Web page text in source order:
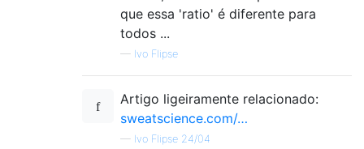
que essa 'ratio' é diferente para
todos ...
— Ivo Flipse
Artigo ligeiramente relacionado:
sweatscience.com/…
— Ivo Flipse 24/04